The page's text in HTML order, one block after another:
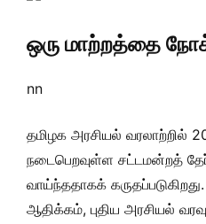
ஒரு மாற்றத்தை
nn
தமிழக அரசியல் வரலாற்றில்
நடைபெறவுள்ள சட்டமன்றத்
வாய்ந்ததாகக்
ஆதிக்கம், புதிய அரசியல்